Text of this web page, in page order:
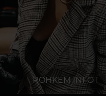
ROHKEM INFOT